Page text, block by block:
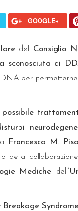
GOOGLE+
del Consiglio
di
per
possibile
Francesca M.
della
Mediche dell’
Syndrome
il 14 e 15 aprile si
delle